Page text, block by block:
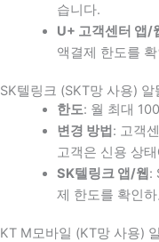
습니다.
U+ 고객센터 앱/
액결제 한도를
SK텔링크 (SKT망 사용) 알
한도: 월 최대
변경 방법 : 고객
고객은 신용 상
SK텔링크 앱/웹 :
제 한도를 확인
KT M모바일 (KT망 사용)